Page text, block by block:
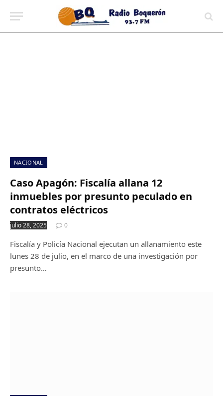
NACIONAL
Caso Apagón: Fiscalía allana 12
inmuebles por presunto peculado en
contratos eléctricos
julio 28, 2025 0
Fiscalía y Policía Nacional ejecutan un allanamiento este
lunes 28 de julio, en el marco de una investigación por
presunto…